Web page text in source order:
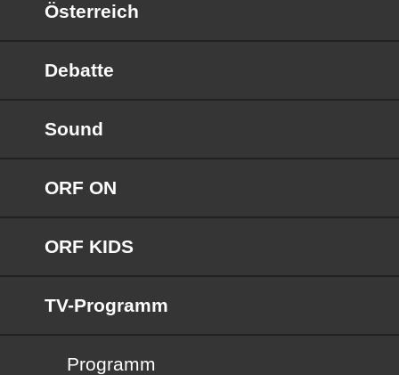
Österreich
Debatte
Sound
ORF ON
ORF KIDS
TV-Programm
Programm